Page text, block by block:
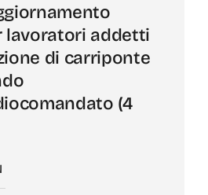
lavoratori addetti
di carriponte
(4